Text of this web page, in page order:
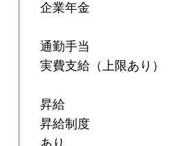
企業年金
通勤手当
実費支給（上限あり）
昇給
昇給制度